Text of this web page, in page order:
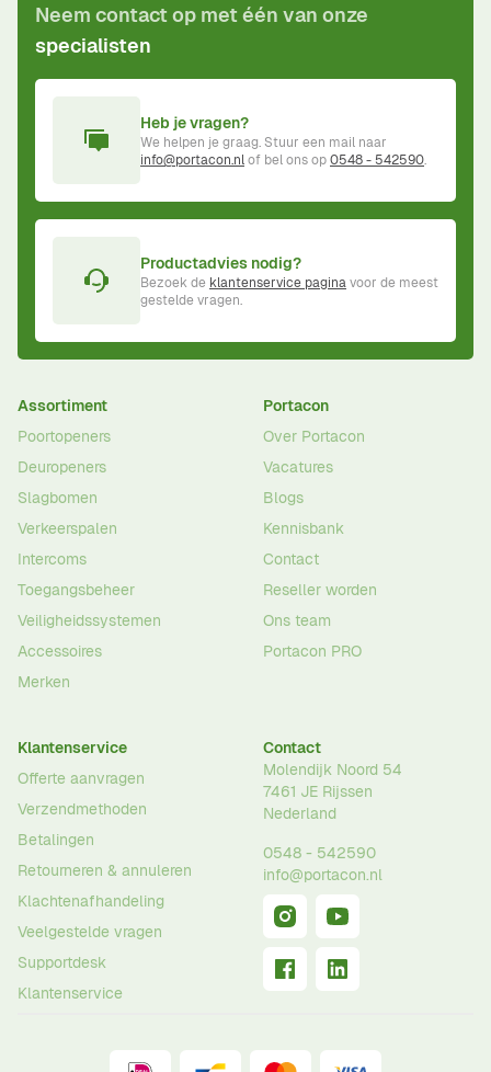
Neem contact op met één van onze
specialisten
Heb je vragen?
We helpen je graag. Stuur een mail naar
info@portacon.nlof bel ons op0548 - 542590.
Productadvies nodig?
Bezoek de klantenservice paginavoor de meest
gestelde vragen.
Assortiment
Poortopeners
Deuropeners
Slagbomen
Verkeerspalen
Intercoms
Toegangsbeheer
Veiligheidssystemen
Accessoires
Merken
Portacon
Over Portacon
Vacatures
Blogs
Kennisbank
Contact
Reseller worden
Ons team
Portacon PRO
Klantenservice
Offerte aanvragen
Verzendmethoden
Betalingen
Retourneren & annuleren
Klachtenafhandeling
Veelgestelde vragen
Supportdesk
Klantenservice
Contact
Molendijk Noord 54
7461 JE Rijssen
Nederland
0548 - 542590
info@portacon.nl